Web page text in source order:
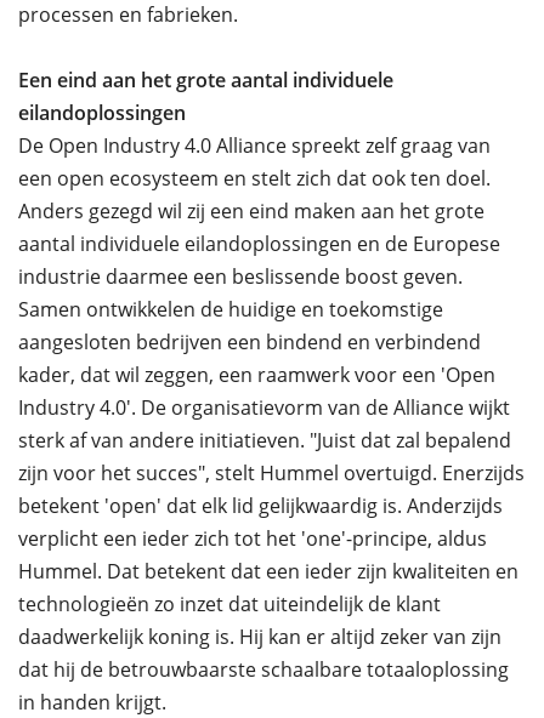
processen en fabrieken.
Een eind aan het grote aantal individuele
eilandoplossingen
De Open Industry 4.0 Alliance spreekt zelf graag van
een open ecosysteem en stelt zich dat ook ten doel.
Anders gezegd wil zij een eind maken aan het grote
aantal individuele eilandoplossingen en de Europese
industrie daarmee een beslissende boost geven.
Samen ontwikkelen de huidige en toekomstige
aangesloten bedrijven een bindend en verbindend
kader, dat wil zeggen, een raamwerk voor een 'Open
Industry 4.0'. De organisatievorm van de Alliance wijkt
sterk af van andere initiatieven. "Juist dat zal bepalend
zijn voor het succes", stelt Hummel overtuigd. Enerzijds
betekent 'open' dat elk lid gelijkwaardig is. Anderzijds
verplicht een ieder zich tot het 'one'-principe, aldus
Hummel. Dat betekent dat een ieder zijn kwaliteiten en
technologieën zo inzet dat uiteindelijk de klant
daadwerkelijk koning is. Hij kan er altijd zeker van zijn
dat hij de betrouwbaarste schaalbare totaaloplossing
in handen krijgt.